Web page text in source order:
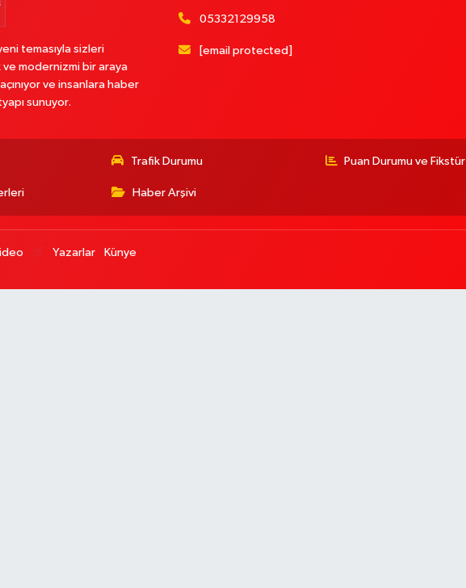
temasıyla sizleri
modernizmi bir araya
ve insanlara haber
sunuyor.
05332129958
[email protected]
Trafik Durumu Puan Durumu ve Fikstür
Haber Arşivi
Yazarlar Künye